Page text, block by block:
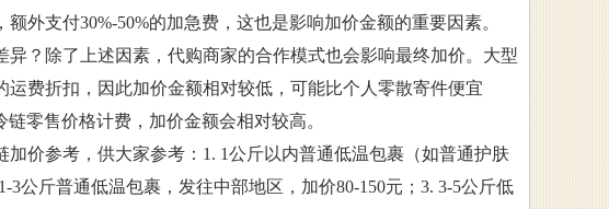
外支付30%-50%的加急费，这也是影响加价金额的重要因素。
？除了上述因素，代购商家的合作模式也会影响最终加价。大型
费折扣，因此加价金额相对较低，可能比个人零散寄件便宜
零售价格计费，加价金额会相对较高。
价参考，供大家参考：1. 1公斤以内普通低温包裹（如普通护肤
公斤普通低温包裹，发往中部地区，加价80-150元；3. 3-5公斤低